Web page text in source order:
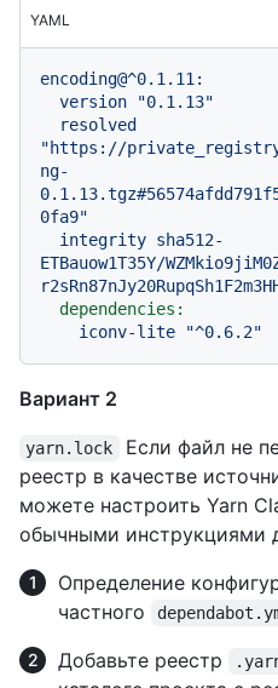
YAML
encoding@^0.1.11:
version
"0.1.13"
resolved
"https://
ng-
0fa9"
integrity sha512-
ETBauow1T35Y/
dependencies:
iconv-lite
"^0.6.2"
Вариант 2
yarn.lock
Если файл не
реестр в качестве
можете настроить Yarn
обычными инструкциями
Определение
частного
Добавьте реестр